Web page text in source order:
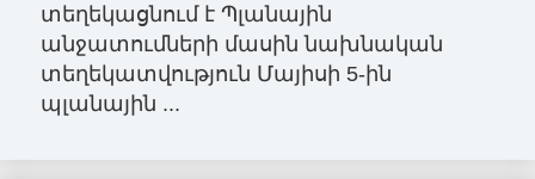
տեղեկացնում է Պլանային
անջատումների մասին նախնական
տեղեկատվություն Մայիսի 5-ին
պլանային ...